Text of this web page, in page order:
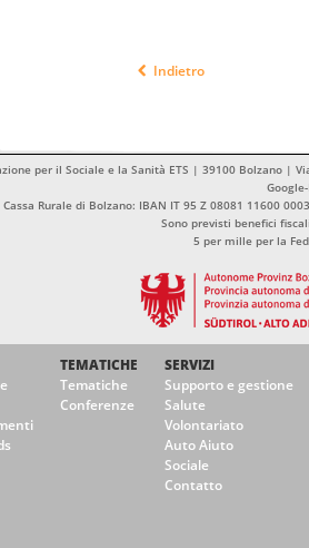
Indietro
per il Sociale e la Sanità ETS | 39100 Bolzano |
Cassa Rurale di Bolzano: IBAN IT 95 Z 08081 11600
Sono previsti benefici
5 per mille per la
TEMATICHE
Tematiche
Conferenze
SERVIZI
Supporto e gestione
Salute
Volontariato
Auto Aiuto
Sociale
Contatto